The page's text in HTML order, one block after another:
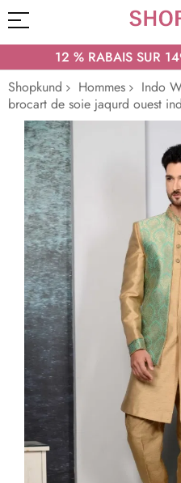
12 % RABAIS SUR
Shopkund
Hommes Indo
brocart de soie jaqurd ouest
Passer
à
la
fin
de
la
galerie
d’images